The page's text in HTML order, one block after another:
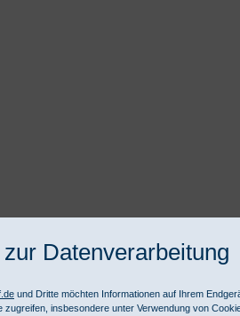
Datenverarbeitung
und Dritte möchten Informationen auf Ihrem
zugreifen, insbesondere unter Verwendung von